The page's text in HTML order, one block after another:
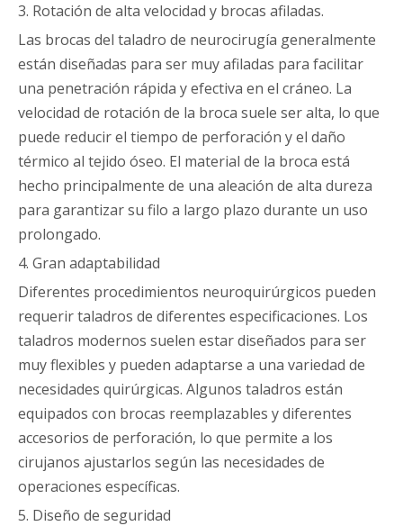
3. Rotación de alta velocidad y brocas afiladas.
Las brocas del taladro de neurocirugía generalmente
están diseñadas para ser muy afiladas para facilitar
una penetración rápida y efectiva en el cráneo. La
velocidad de rotación de la broca suele ser alta, lo que
puede reducir el tiempo de perforación y el daño
térmico al tejido óseo. El material de la broca está
hecho principalmente de una aleación de alta dureza
para garantizar su filo a largo plazo durante un uso
prolongado.
4. Gran adaptabilidad
Diferentes procedimientos neuroquirúrgicos pueden
requerir taladros de diferentes especificaciones. Los
taladros modernos suelen estar diseñados para ser
muy flexibles y pueden adaptarse a una variedad de
necesidades quirúrgicas. Algunos taladros están
equipados con brocas reemplazables y diferentes
accesorios de perforación, lo que permite a los
cirujanos ajustarlos según las necesidades de
operaciones específicas.
5. Diseño de seguridad